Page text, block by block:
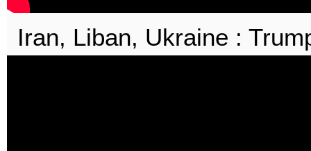
Iran, Liban, Ukraine :